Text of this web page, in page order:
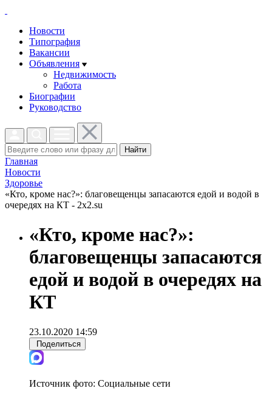
Новости
Типография
Вакансии
Объявления
Недвижимость
Работа
Биографии
Руководство
Найти
Главная
Новости
Здоровье
«Кто, кроме нас?»: благовещенцы запасаются едой и водой в
очередях на КТ - 2x2.su
«Кто, кроме нас?»:
благовещенцы запасаются
едой и водой в очередях на
КТ
23.10.2020 14:59
Поделиться
Источник фото: Социальные сети